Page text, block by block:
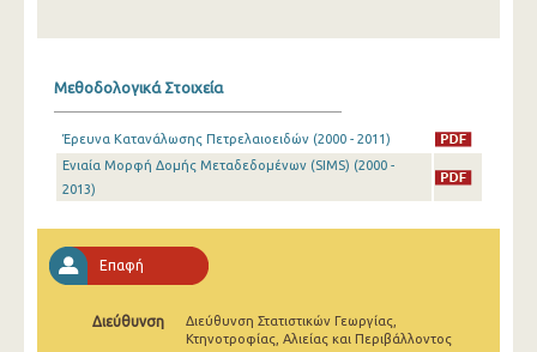
2014
2011
2010
Μεθοδολογικά Στοιχεία
Έρευνα Κατανάλωσης Πετρελαιοειδών (2000 - 2011)
Ενιαία Μορφή Δομής Μεταδεδομένων (SIMS) (2000 -
2013)
Επαφή
Διεύθυνση
Διεύθυνση Στατιστικών Γεωργίας,
Κτηνοτροφίας, Αλιείας και Περιβάλλοντος